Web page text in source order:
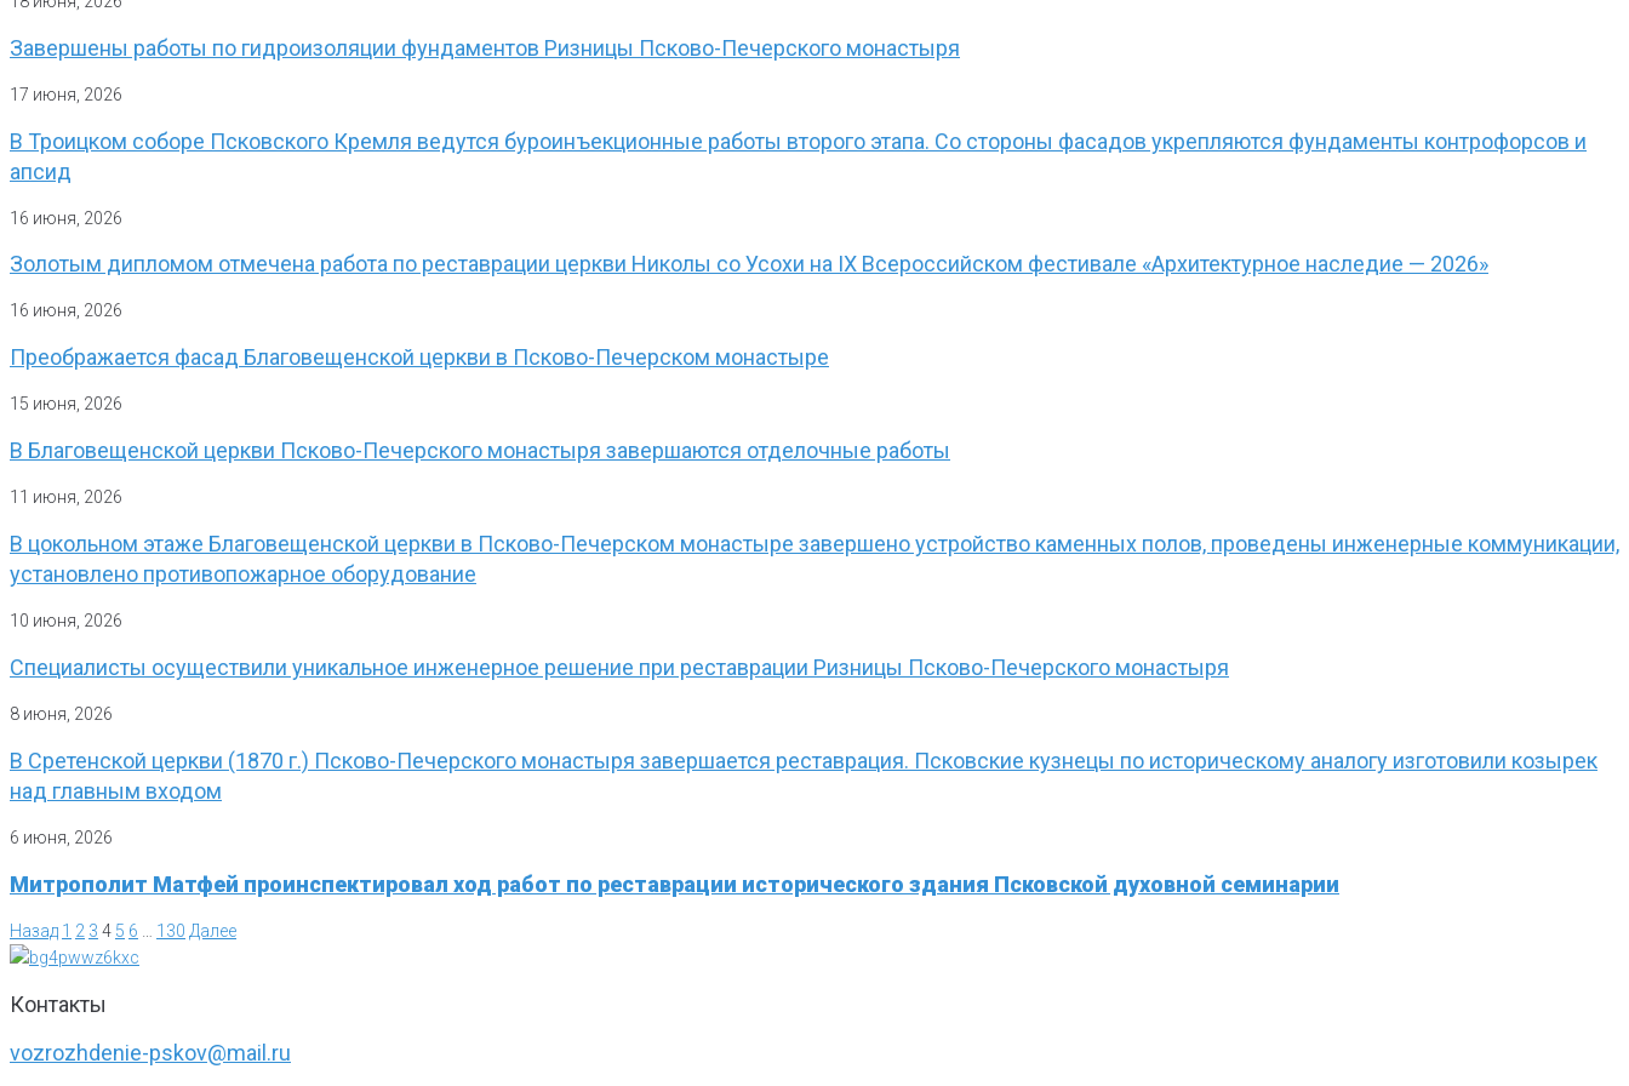
Завершены работы по гидроизоляции фундаментов Ризницы Псково-Печерского монастыря
17 июня, 2026
В Троицком соборе Псковского Кремля ведутся буроинъекционные работы второго этапа. Со стороны фасадов укрепляются фундаменты контрофорсов и
апсид
16 июня, 2026
Золотым дипломом отмечена работа по реставрации церкви Николы со Усохи на IX Всероссийском фестивале «Архитектурное наследие — 2026»
16 июня, 2026
Преображается фасад Благовещенской церкви в Псково-Печерском монастыре
15 июня, 2026
В Благовещенской церкви Псково-Печерского монастыря завершаются отделочные работы
11 июня, 2026
В цокольном этаже Благовещенской церкви в Псково-Печерском монастыре завершено устройство каменных полов, проведены инженерные коммуникации,
установлено противопожарное оборудование
10 июня, 2026
Специалисты осуществили уникальное инженерное решение при реставрации Ризницы Псково-Печерского монастыря
8 июня, 2026
В Сретенской церкви (1870 г.) Псково-Печерского монастыря завершается реставрация. Псковские кузнецы по историческому аналогу изготовили козырек
над главным входом
6 июня, 2026
Митрополит Матфей проинспектировал ход работ по реставрации исторического здания Псковской духовной семинарии
Назад 1 2 3 4 5 6 130 Далее
Контакты
vozrozhdenie-pskov@mail.ru